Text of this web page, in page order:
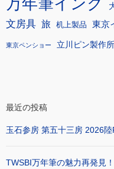
文房具 旅 机上製品 東京
東京ペンショー 立川ピン製作所
最近の投稿
玉石参房 第五十三房
TWSBI万年筆の魅力再発見！